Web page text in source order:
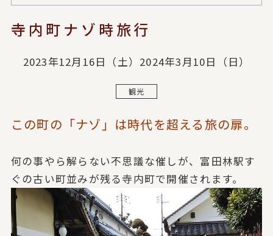
寺内町ナゾ時旅行
2023年12月16日（土）2024年3月10日（日）
観光
この町の「ナゾ」は時代を超える旅の扉。
何の事やら解らない不思議な催しが、富田林駅す
ぐの古い町並みが残る寺内町で開催されます。